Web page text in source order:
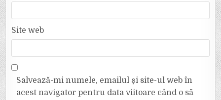
Site web
Salvează-mi numele, emailul și site-ul web în
acest navigator pentru data viitoare când o să